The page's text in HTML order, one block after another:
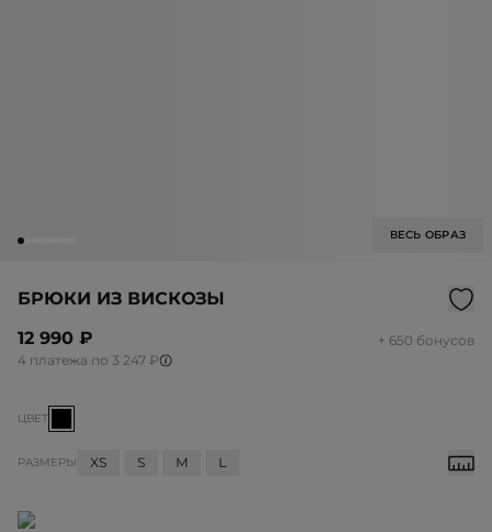
ВЕСЬ ОБРАЗ
БРЮКИ ИЗ ВИСКОЗЫ
12 990 ₽
+ 650 бонусов
4 платежа по 3 247 ₽
ЦВЕТ
РАЗМЕРЫ XS S M L